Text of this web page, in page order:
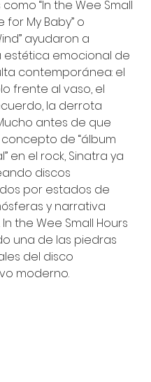
“In the Wee Small
for My Baby” o
ayudaron a
estética emocional de
contemporánea: el
frente al vaso, el
la derrota
antes de que
de “álbum
en el rock, Sinatra ya
discos
por estados de
y narrativa
the Wee Small Hours
una de las piedras
del disco
moderno.